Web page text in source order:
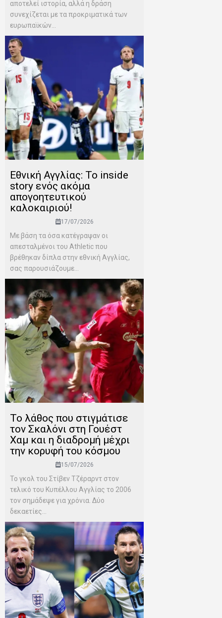
αποτελεί ιστορία, αλλά η δράση
συνεχίζεται με τα προκριματικά των
ευρωπαϊκών...
Εθνική Αγγλίας: Το inside
story ενός ακόμα
απογοητευτικού
καλοκαιριού!
17/07/2026
Mε βάση τα όσα κατέγραψαν οι
απεσταλμένοι του Αthletic που
βρέθηκαν δίπλα στην εθνική Αγγλίας,
σας παρουσιάζουμε...
Το λάθος που στιγμάτισε
τον Σκαλόνι στη Γουέστ
Χαμ και η διαδρομή μέχρι
την κορυφή του κόσμου
15/07/2026
Το γκολ του Στίβεν Τζέραρντ στον
τελικό του Κυπέλλου Αγγλίας το 2006
τον σημάδεψε για χρόνια. Δύο
δεκαετίες...